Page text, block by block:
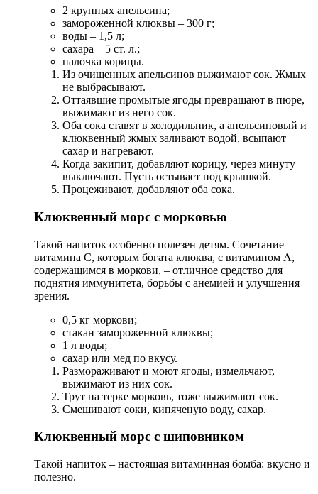
2 крупных апельсина;
замороженной клюквы – 300 г;
воды – 1,5 л;
сахара – 5 ст. л.;
палочка корицы.
Из очищенных апельсинов выжимают сок. Жмых
не выбрасывают.
Оттаявшие промытые ягоды превращают в пюре,
выжимают из него сок.
Оба сока ставят в холодильник, а апельсиновый и
клюквенный жмых заливают водой, всыпают
сахар и нагревают.
Когда закипит, добавляют корицу, через минуту
выключают. Пусть остывает под крышкой.
Процеживают, добавляют оба сока.
Клюквенный морс с морковью
Такой напиток особенно полезен детям. Сочетание
витамина С, которым богата клюква, с витамином А,
содержащимся в моркови, – отличное средство для
поднятия иммунитета, борьбы с анемией и улучшения
зрения.
0,5 кг моркови;
стакан замороженной клюквы;
1 л воды;
сахар или мед по вкусу.
Размораживают и моют ягоды, измельчают,
выжимают из них сок.
Трут на терке морковь, тоже выжимают сок.
Смешивают соки, кипяченую воду, сахар.
Клюквенный морс с шиповником
Такой напиток – настоящая витаминная бомба: вкусно и
полезно.